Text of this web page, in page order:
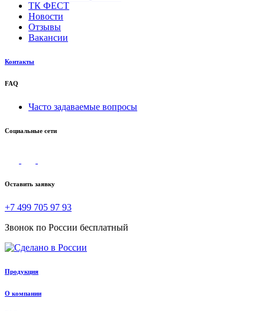
ТК ФЕСТ
Новости
Отзывы
Вакансии
Контакты
FAQ
Часто задаваемые вопросы
Социальные сети
Оставить заявку
+7 499 705 97 93
Звонок по России бесплатный
Продукция
О компании